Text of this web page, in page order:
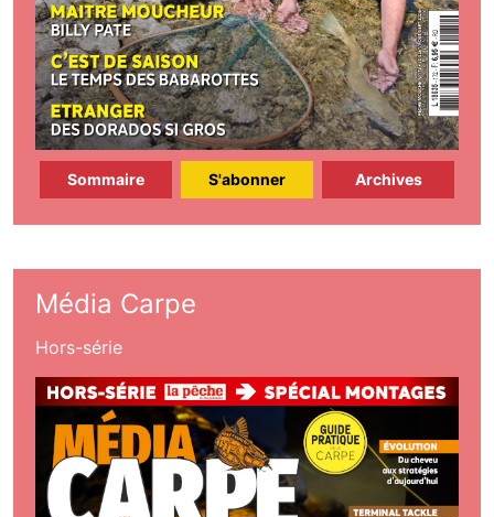
Sommaire S'abonner Archives
Média Carpe
Hors-série